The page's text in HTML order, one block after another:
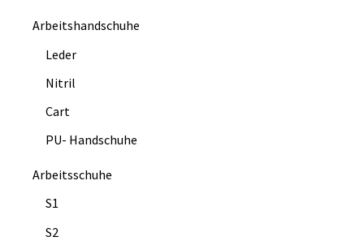
Arbeitshandschuhe
Leder
Nitril
Cart
PU- Handschuhe
Arbeitsschuhe
S1
S2